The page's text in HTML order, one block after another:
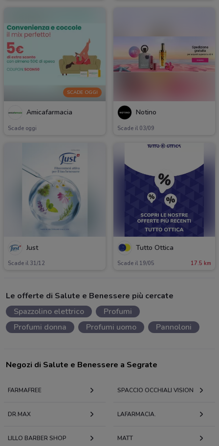
SCADE OGGI
Amicafarmacia
Scade oggi
Notino
Scade il 03/09
Just
Scade il 31/12
Tutto Ottica
Scade il 19/05 17.5 km
Le offerte di Salute e Benessere più cercate
Spazzolino elettrico
Profumi
Profumi donna
Profumi uomo Pannoloni
Negozi di Salute e Benessere a Segrate
FARMAFREE SPACCIO OCCHIALI VISION
DR.MAX LAFARMACIA.
LILLO BARBER SHOP MATT